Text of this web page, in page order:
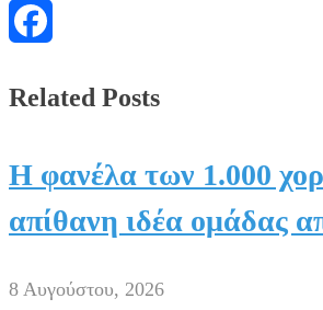
Messenger
Related Posts
Η φανέλα των 1.000
απίθανη ιδέα ομάδας
8 Αυγούστου, 2026